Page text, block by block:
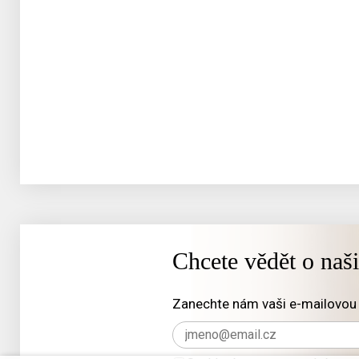
Chcete vědět o
Zanechte nám vaši e-